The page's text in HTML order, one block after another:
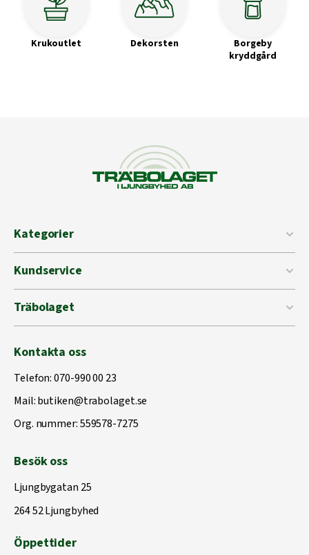
Krukoutlet Dekorsten
Borgeby
kryddgård
Kategorier
Kundservice
Träbolaget
Kontakta oss
Telefon:070-990 00 23
Mail:butiken@trabolaget.se
Org. nummer: 559578-7275
Besök oss
Ljungbygatan 25
264 52 Ljungbyhed
Öppettider